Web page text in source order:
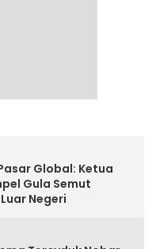
Global: Ketua
Gula Semut
Negeri